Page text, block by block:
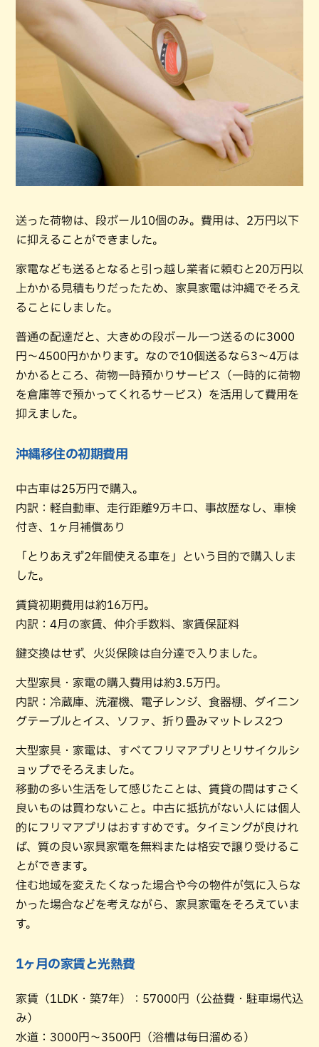
送った荷物は、段ボール10個のみ。費用は、2万円以下
に抑えることができました。
家電なども送るとなると引っ越し業者に頼むと20万円以
上かかる見積もりだったため、家具家電は沖縄でそろえ
ることにしました。
普通の配達だと、大きめの段ボール一つ送るのに3000
円〜4500円かかります。なので10個送るなら3〜4万は
かかるところ、荷物一時預かりサービス（一時的に荷物
を倉庫等で預かってくれるサービス）を活用して費用を
抑えました。
沖縄移住の初期費用
中古車は25万円で購入。
内訳：軽自動車、走行距離9万キロ、事故歴なし、車検
付き、1ヶ月補償あり
「とりあえず2年間使える車を」という目的で購入しま
した。
賃貸初期費用は約16万円。
内訳：4月の家賃、仲介手数料、家賃保証料
鍵交換はせず、火災保険は自分達で入りました。
大型家具・家電の購入費用は約3.5万円。
内訳：冷蔵庫、洗濯機、電子レンジ、食器棚、ダイニン
グテーブルとイス、ソファ、折り畳みマットレス2つ
大型家具・家電は、すべてフリマアプリとリサイクルシ
ョップでそろえました。
移動の多い生活をして感じたことは、賃貸の間はすごく
良いものは買わないこと。中古に抵抗がない人には個人
的にフリマアプリはおすすめです。タイミングが良けれ
ば、質の良い家具家電を無料または格安で譲り受けるこ
とができます。
住む地域を変えたくなった場合や今の物件が気に入らな
かった場合などを考えながら、家具家電をそろえていま
す。
1ヶ月の家賃と光熱費
家賃（1LDK・築7年）：57000円（公益費・駐車場代込
み）
水道：3000円〜3500円（浴槽は毎日溜める）